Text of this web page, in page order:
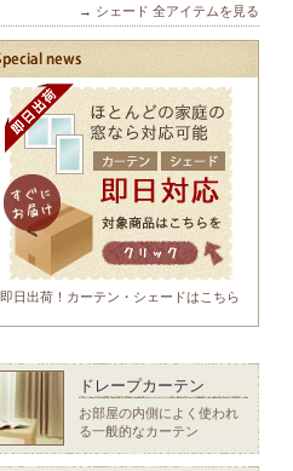
→ シェード 全アイテムを見る
即日出荷！カーテン・シェードはこちら
ドレープカーテン
お部屋の内側によく使われ
る一般的なカーテン